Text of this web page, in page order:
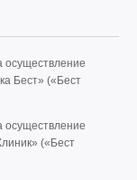
Бест» («Бест
(«Бест